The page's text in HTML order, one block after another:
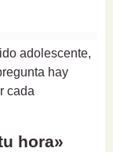
adolescente,
hay
cada
hora»